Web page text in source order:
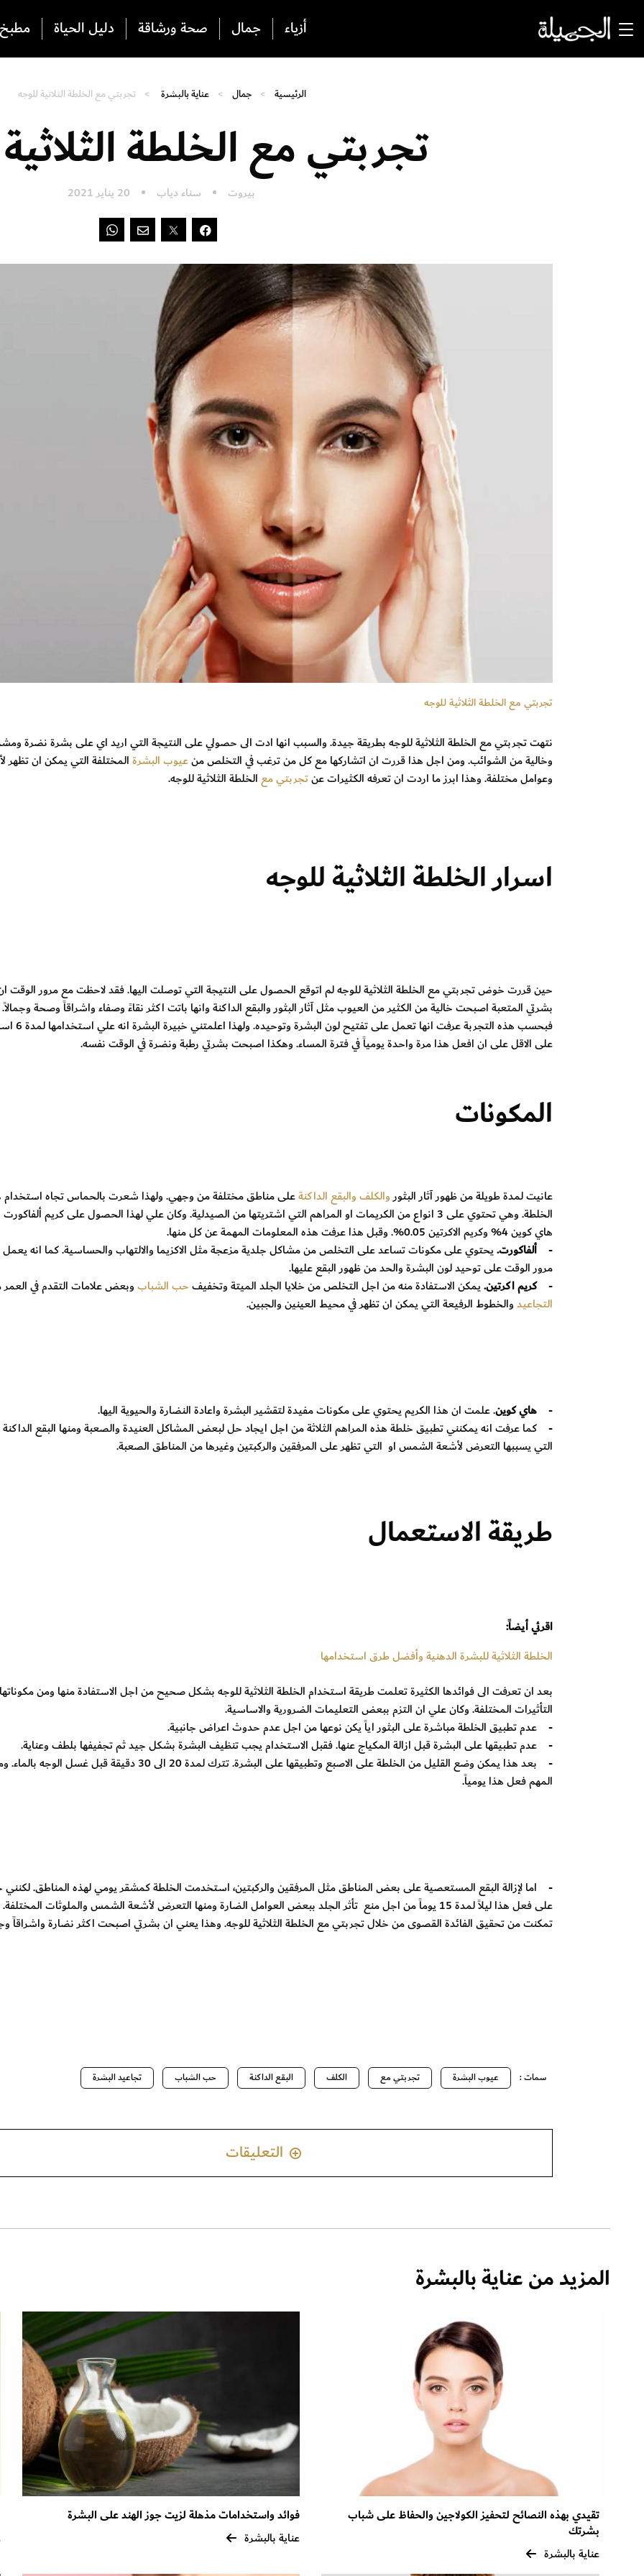
أزياء جمال صحة ورشاقة دليل الحياة
الرئيسية جمال عناية بالبشرة تجربتي مع الخلطة الثلاثية للوجه
تجربتي مع الخلطة
بيروت سناء دياب 20 يناير 2021
تجربتي مع الخلطة الثلاثية للوجه
نتهت تجربتي مع الخلطة الثلاثية للوجه بطريقة جيدة. والسبب انها ادت الى حصولي على النتيجة التي اريد اي علىبشرة نضرة
وخالية من الشوائب. ومن اجل هذا قررت ان اتشاركها مع كل من ترغب في التخلص منعيوب البشرةالمختلفة التي يمكن ان تظهر
وعوامل مختلفة. وهذا ابرز ما اردت ان تعرفه الكثيرات عنتجربتي مع الخلطة الثلاثية للوجه.
اسرار الخلطة الثلاثية للوجه
حين قررت خوض تجربتي مع الخلطة الثلاثية للوجه لم اتوقع الحصول على النتيجة التي توصلت اليها. فقد لاحظت مع مرور الوقت
بشرتي المتعبة اصبحت خالية من الكثير من العيوب مثل آثار البثور والبقع الداكنة وانها باتت اكثر نقاءً وصفاء واشراقاً وصحة وجمالاً.
فبحسب هذه التجربة عرفت انها تعمل على
على الاقل على ان افعل هذا مرة واحدة يومياً في فترة المساء. وهكذا اصبحت بشرتي رطبة ونضرة في الوقت نفسه.
المكونات
عانيت لمدة طويلة من ظهور آثار البثوروالكلفوالبقع الداكنةعلى مناطق مختلفة من وجهي. ولهذا شعرت بالحماس تجاه استخدام
الخلطة. وهي تحتوي على 3 انواع من الكريمات او المراهم التي اشتريتها من الصيدلية. وكان علي لهذا الحصول على كريم
هاي كوين 4% وكريم الاكرتين 0.05%. وقبل هذا عرفت هذه المعلومات المهمة عن كل منها.
-
ألفاكورت.يحتوي على مكونات تساعد على التخلص من مشاكل جلدية مزعجة مثل الاكزيما والالتهاب والحساسية. كما انه
مرور الوقت على توحيد لون البشرة والحد من ظهور البقع عليها.
- كريم اكرتين.يمكن الاستفادة منه من اجل التخلص من خلايا الجلد الميتة وتخفيفحب الشبابوبعض علامات التقدم في
التجاعيدوالخطوط الرفيعة التي يمكن ان تظهر في محيط العينين والجبين.
- هاي كوين. علمت ان هذا الكريم يحتوي على مكونات مفيدة لتقشير البشرة واعادة النضارة والحيوية اليها.
- كما عرفت انه يمكنني تطبيق خلطة هذه المراهم الثلاثة من اجل ايجاد حل لبعض المشاكل العنيدة والصعبة ومنها البقع
التي يسببها التعرض لأشعة الشمس او التي تظهر على المرفقين والركبتين وغيرها من المناطق الصعبة.
طريقة الاستعمال
اقرئي أيضاً:
الخلطة الثلاثية للبشرة الدهنية وأفضل طرق استخدامها
بعد ان تعرفت الى فوائدها الكثيرة تعلمت طريقة استخدام الخلطة الثلاثية للوجه بشكل صحيح من اجل الاستفادة منها ومن
التأثيرات المختلفة. وكان علي ان التزم ببعض التعليمات الضرورية والاساسية.
- عدم تطبيق الخلطة مباشرة على البثور اياً يكن نوعها من اجل عدم حدوث اعراض جانبية.
- عدم تطبيقها على البشرة قبل ازالة المكياج عنها. فقبل الاستخدام يجب تنظيف البشرة بشكل جيد ثم تجفيفها بلطف وعناية.
- بعد هذا يمكن وضع القليل من الخلطة على الاصبع وتطبيقها على البشرة. تترك لمدة 20 الى 30 دقيقة قبل غسل الوجه
المهم فعل هذا يومياً.
- اما لإزالة البقع المستعصية على بعض المناطق مثل المرفقين والركبتين، استخدمت الخلطة كمشقر يومي لهذه المناطق.
على فعل هذا ليلاً لمدة 15 يوماً من اجل منع تأثر الجلد ببعض العوامل الضارة ومنها التعرض لأشعة الشمس والملوثات
تمكنت من تحقيق الفائدة القصوى من خلال تجربتي مع الخلطة الثلاثية للوجه. وهذا يعني ان بشرتي اصبحت اكثر نضارة واشراقاً
سمات : عيوب البشرة تجربتي مع الكلف البقع الداكنة حب الشباب تجاعيد البشرة
التعليقات
المزيد من عناية بالبشرة
تقيدي بهذه النصائح لتحفيز الكولاجين والحفاظ على شباب
بشرتك
عناية بالبشرة
فوائد واستخدامات مذهلة لزيت جوز الهند على البشرة
عناية بالبشرة